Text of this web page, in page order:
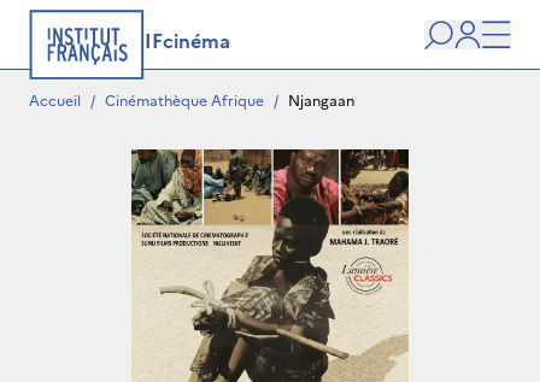
IFcinéma
user
Accueil / Cinémathèque Afrique / Njangaan